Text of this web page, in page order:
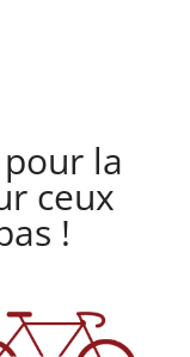
pour la
ceux
!